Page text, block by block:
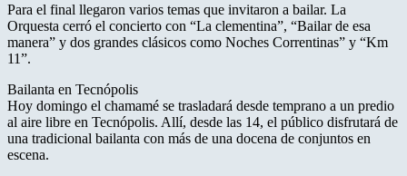
Para el final llegaron varios temas que invitaron a bailar. La
Orquesta cerró el concierto con “La clementina”, “Bailar de esa
manera” y dos grandes clásicos como Noches Correntinas” y “Km
11”.
Bailanta en Tecnópolis
Hoy domingo el chamamé se trasladará desde temprano a un predio
al aire libre en Tecnópolis. Allí, desde las 14, el público disfrutará de
una tradicional bailanta con más de una docena de conjuntos en
escena.